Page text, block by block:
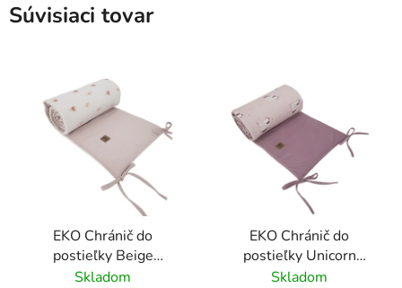
Súvisiaci tovar
EKO Chránič do
postieľky Beige
Meadow 360x35cm
Skladom
EKO Chránič do
postieľky Unicorn
360x35cm
Skladom